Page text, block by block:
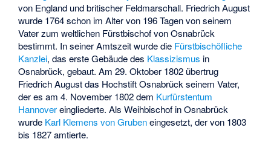
von England und britischer Feldmarschall. Friedrich August
wurde 1764 schon im Alter von 196 Tagen von seinem
Vater zum weltlichen Fürstbischof von Osnabrück
bestimmt. In seiner Amtszeit wurde die Fürstbischöfliche
Kanzlei, das erste Gebäude des Klassizismus in
Osnabrück, gebaut. Am 29. Oktober 1802 übertrug
Friedrich August das Hochstift Osnabrück seinem Vater,
der es am 4. November 1802 dem Kurfürstentum
Hannovereingliederte. Als Weihbischof in Osnabrück
wurde Karl Klemens von Grubeneingesetzt, der von 1803
bis 1827 amtierte.